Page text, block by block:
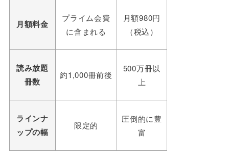
月額料金
プライム会費
に含まれる
月額980円
（税込）
読み放題
冊数
約1,000冊前後
500万冊以
上
ラインナ
ップの幅
限定的
圧倒的に豊
富